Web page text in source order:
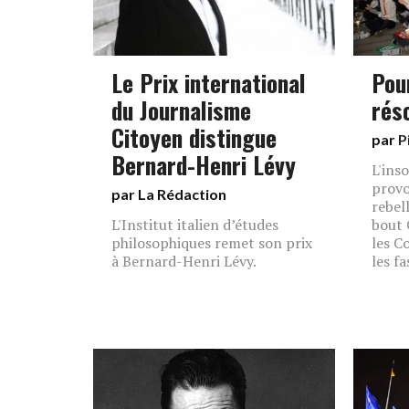
Le Prix international
du Journalisme
Citoyen distingue
Bernard-Henri Lévy
par La Rédaction
L'Institut italien d’études
philosophiques remet son prix
à Bernard-Henri Lévy.
par
bout
les
les